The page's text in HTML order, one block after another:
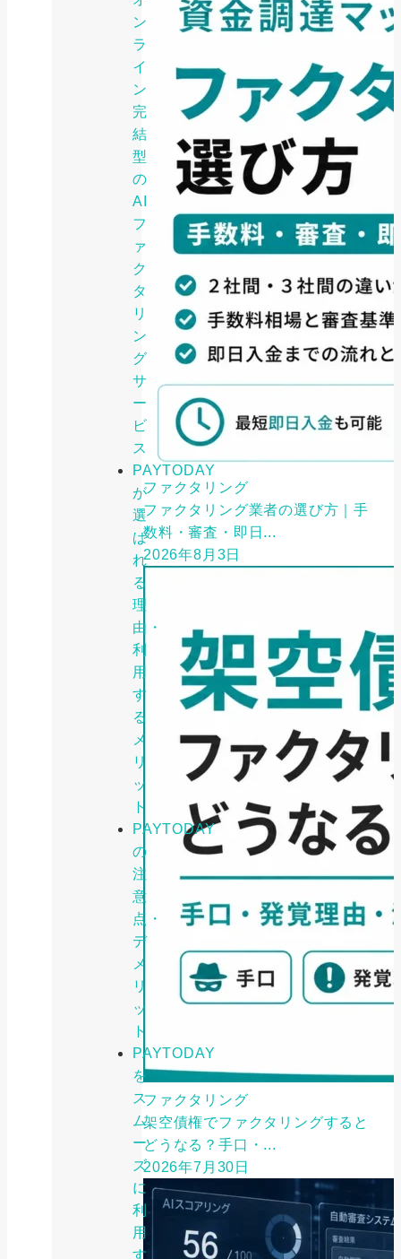
ン
ラ
イ
ン
完
結
型
の
AI
フ
ァ
ク
タ
リ
ン
グ
サ
ー
ビ
ス
PAYTODAY
が
選
ば
れ
る
理
由・
利
用
す
る
メ
リ
ッ
ト
PAYTODAY
の
注
意
点・
デ
メ
リ
ッ
ト
PAYTODAY
を
ス
ム
ー
ズ
に
利
用
す
ファクタリング
ファクタリング業者の選び方｜手
数料・審査・即日...
2026年8月3日
ファクタリング
架空債権でファクタリングすると
どうなる？手口・...
2026年7月30日